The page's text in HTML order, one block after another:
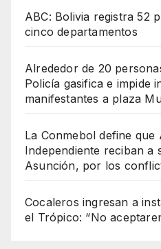
ABC: Bolivia registra 52
cinco departamentos
Alrededor de 20
Policía gasifica e impide
manifestantes a plaza
La Conmebol define que
Independiente reciban a
Asunción, por los
Cocaleros ingresan a
el Trópico: “No